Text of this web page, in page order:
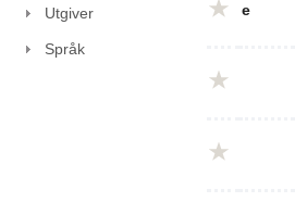
Utgiver
Språk
e